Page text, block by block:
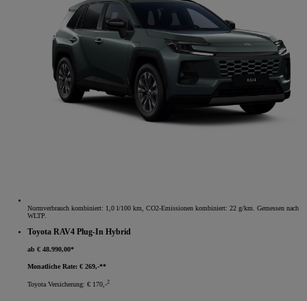
Normverbrauch kombiniert: 1,0 l/100 km, CO2-Emissionen kombiniert: 22 g/km. Gemessen nach
WLTP.
Toyota RAV4 Plug-In Hybrid
ab € 48.990,00*
Monatliche Rate: € 269,-**
Toyota Versicherung: € 170,-2